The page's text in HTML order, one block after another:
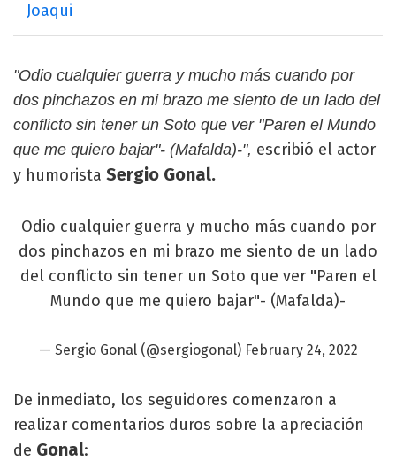
Joaqui
"Odio cualquier guerra y mucho más cuando por
dos pinchazos en mi brazo me siento de un lado del
conflicto sin tener un Soto que ver "Paren el Mundo
que me quiero bajar"- (Mafalda)-", escribió el actor
y humorista Sergio Gonal.
Odio cualquier guerra y mucho más cuando por
dos pinchazos en mi brazo me siento de un lado
del conflicto sin tener un Soto que ver "Paren el
Mundo que me quiero bajar"- (Mafalda)-
— Sergio Gonal (@sergiogonal) February 24, 2022
De inmediato, los seguidores comenzaron a
realizar comentarios duros sobre la apreciación
de Gonal: